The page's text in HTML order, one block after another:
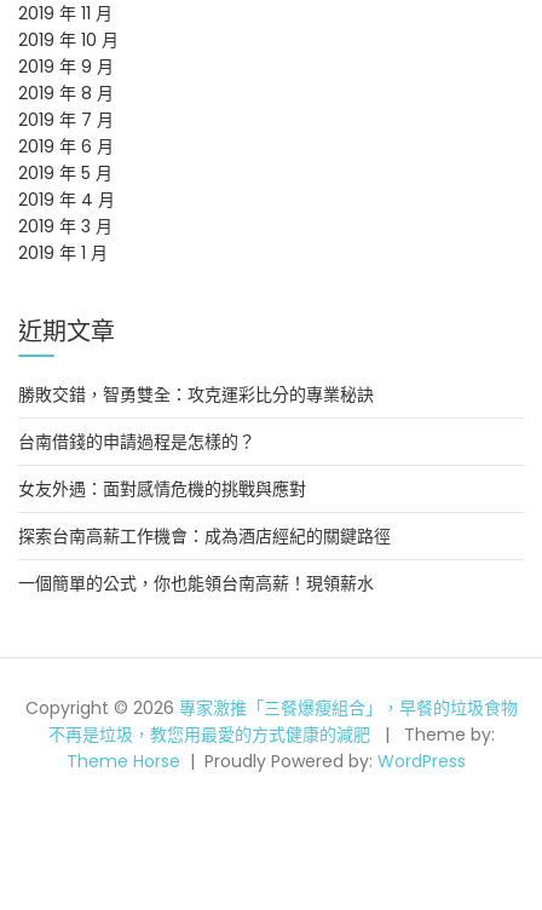
2019 年 11 月
2019 年 10 月
2019 年 9 月
2019 年 8 月
2019 年 7 月
2019 年 6 月
2019 年 5 月
2019 年 4 月
2019 年 3 月
2019 年 1 月
近期文章
勝敗交錯，智勇雙全：攻克運彩比分的專業秘訣
台南借錢的申請過程是怎樣的？
女友外遇：面對感情危機的挑戰與應對
探索台南高薪工作機會：成為酒店經紀的關鍵路徑
一個簡單的公式，你也能領台南高薪！現領薪水
Copyright © 2026 專家激推「三餐爆瘦組合」，早餐的垃圾食物
不再是垃圾，教您用最愛的方式健康的減肥
Theme by:
Theme Horse
Proudly Powered by: WordPress